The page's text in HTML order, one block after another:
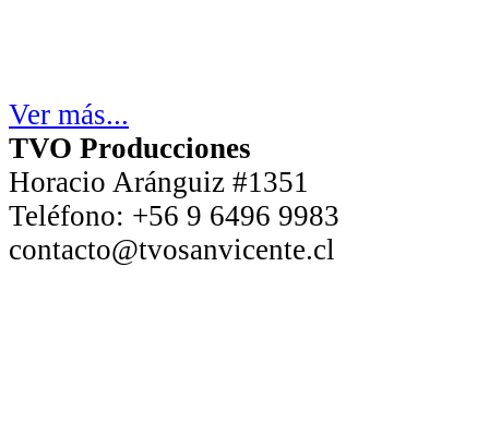
Ver más...
TVO Producciones
Horacio Aránguiz #1351
Teléfono: +56 9 6496 9983
contacto@tvosanvicente.cl